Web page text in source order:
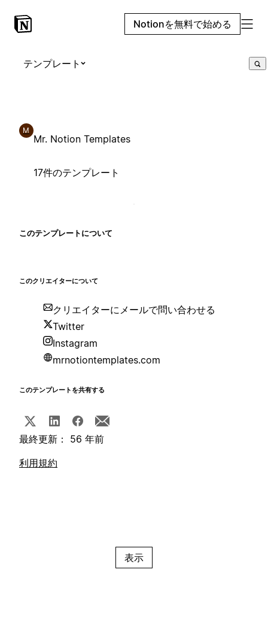
Notionを無料で始める
テンプレート
M
Mr. Notion Templates
17件のテンプレート
このテンプレートについて
このクリエイターについて
クリエイターにメールで問い合わせる
Twitter
Instagram
mrnotiontemplates.com
このテンプレートを共有する
最終更新： 56 年前
利用規約
表示